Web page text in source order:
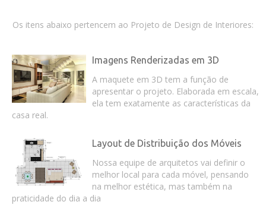
Os itens abaixo pertencem ao Projeto de Design de Interiores:
Imagens Renderizadas em 3D
A maquete em 3D tem a função de
apresentar o projeto. Elaborada em escala,
ela tem exatamente as características da
casa real.
Layout de Distribuição dos Móveis
Nossa equipe de arquitetos vai definir o
melhor local para cada móvel, pensando
na melhor estética, mas também na
praticidade do dia a dia